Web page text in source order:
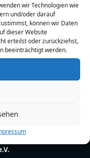
wir Technologien wie
und/oder darauf
können wir Daten
dieser Website
erteilst oder zurückziehst,
beeinträchtigt werden.